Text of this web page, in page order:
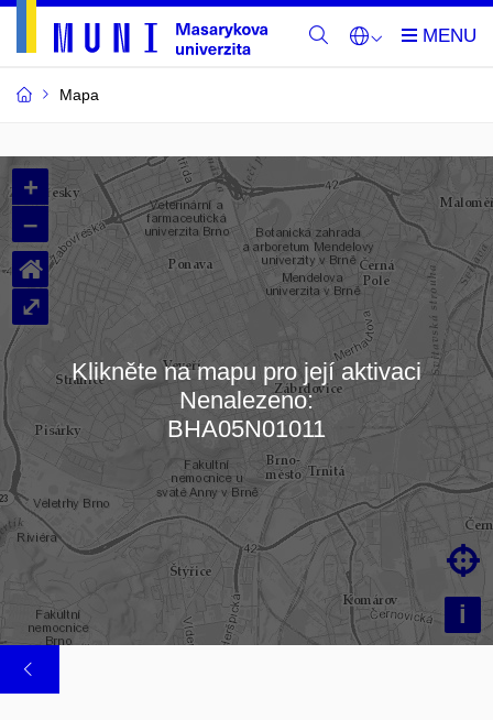
Mapa
Budovy
a
místnosti
MU
Načítám mapu…
+
–
i

⌂
⤢
Klikněte na mapu pro její aktivaci
Nenalezeno:
BHA05N01011